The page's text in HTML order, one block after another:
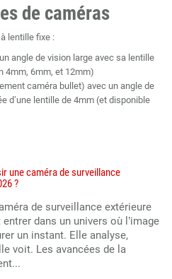
de caméras
lentille fixe :
angle de vision large avec sa lentille
4mm, 6mm, et 12mm)
caméra bullet) avec un angle de
d’une lentille de 4mm (et disponible
une caméra de surveillance
?
de surveillance extérieure
entrer dans un univers où l’image
un instant. Elle analyse,
voit. Les avancées de la